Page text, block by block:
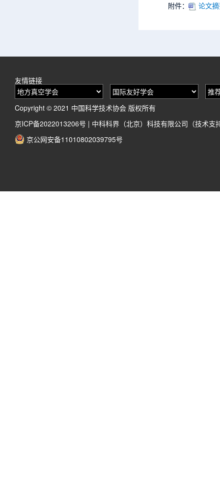
附件： 论文
友情链接
Copyright © 2021 中国科学技术协会 版权所有
京ICP备2022013206号 | 中科科界（北京）科技有限公司（技术支
京公网安备11010802039795号